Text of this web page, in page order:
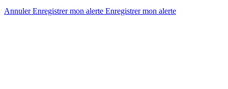
AnnulerEnregistrer mon alerte Enregistrermon alerte